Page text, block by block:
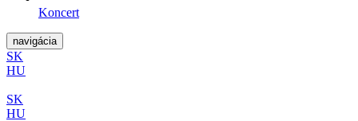
Koncert
navigácia
SK
HU
SK
HU